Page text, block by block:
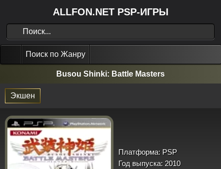
ALLFON.NET PSP-ИГРЫ
Поиск по Жанру
Busou Shinki: Battle Masters
Экшен
Платформа: PSP
Год выпуска: 2010